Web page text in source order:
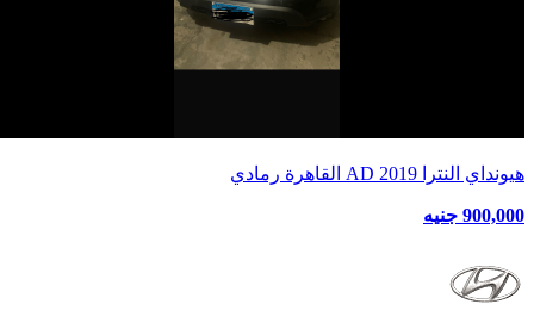
هيونداي النترا AD 2019 القاهرة رمادي
900,000 جنيه